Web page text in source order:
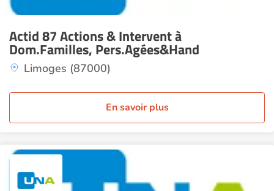
Actid 87 Actions & Intervent à
Dom.Familles, Pers.Agées&Hand
Limoges (87000)
En savoir plus